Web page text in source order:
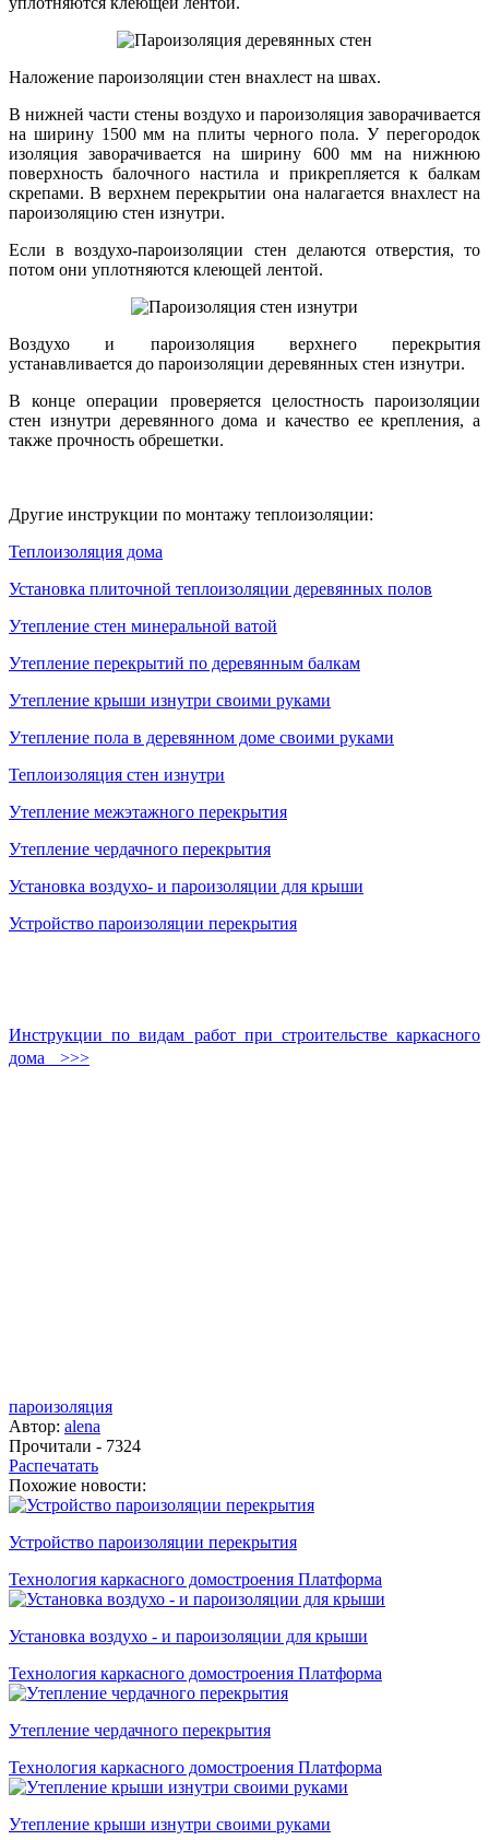
Наложение пароизоляции стен внахлест на швах.
В нижней части стены воздухо и пароизоляция заворачивается
на ширину 1500 мм на плиты черного пола. У перегородок
изоляция заворачивается на ширину 600 мм на нижнюю
поверхность балочного настила и прикрепляется к балкам
скрепами. В верхнем перекрытии она налагается внахлест на
пароизоляцию стен изнутри.
Если в воздухо-пароизоляции стен делаются отверстия, то
потом они уплотняются клеющей лентой.
Воздухо и пароизоляция верхнего перекрытия
устанавливается до пароизоляции деревянных стен изнутри.
В конце операции проверяется целостность пароизоляции
стен изнутри деревянного дома и качество ее крепления, а
также прочность обрешетки.
Другие инструкции по монтажу теплоизоляции:
Теплоизоляция дома
Установка плиточной теплоизоляции деревянных полов
Утепление стен минеральной ватой
Утепление перекрытий по деревянным балкам
Утепление крыши изнутри своими руками
Утепление пола в деревянном доме своими руками
Теплоизоляция стен изнутри
Утепление межэтажного перекрытия
Утепление чердачного перекрытия
Установка воздухо- и пароизоляции для крыши
Устройство пароизоляции перекрытия
Инструкции по видам работ при строительстве каркасного
дома >>>
пароизоляция
Автор: alena
Прочитали - 7324
Распечатать
Похожие новости:
Устройство пароизоляции перекрытия
Технология каркасного домостроения Платформа
Установка воздухо - и пароизоляции для крыши
Технология каркасного домостроения Платформа
Утепление чердачного перекрытия
Технология каркасного домостроения Платформа
Утепление крыши изнутри своими руками